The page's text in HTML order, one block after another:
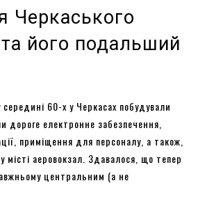
Черкаського
його подальший
60-х у Черкасах побудували
дороге електронне забезпечення,
приміщення для персоналу, а також,
аеровокзал. Здавалося, що тепер
центральним (а не